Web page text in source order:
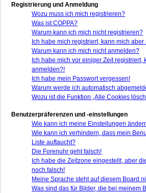
Registrierung und Anmeldung
Wozu muss ich mich registrieren?
Was ist COPPA?
Warum kann ich mich nicht registrieren?
Ich habe mich registriert, kann mich
Warum kann ich mich nicht anmelden?
Ich habe mich vor einiger Zeit registriert,
anmelden?!
Ich habe mein Passwort vergessen!
Warum werde ich automatisch
Wozu ist die Funktion „Alle Cookies
Benutzerpräferenzen und -einstellungen
Wie kann ich meine Einstellungen
Wie kann ich verhindern, dass mein
Liste auftaucht?
Die Forenuhr geht falsch!
Ich habe die Zeitzone eingestellt, aber
noch falsch!
Meine Sprache steht auf diesem Board
Was sind das für Bilder, die bei meinem